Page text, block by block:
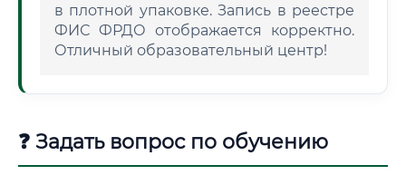
в плотной упаковке. Запись в реестре
ФИС ФРДО отображается корректно.
Отличный образовательный центр!
❓ Задать вопрос по обучению